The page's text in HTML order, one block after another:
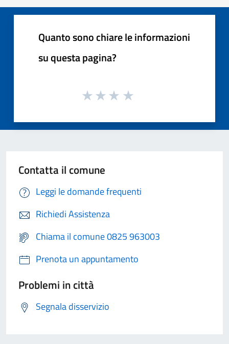
Quanto sono chiare le informazioni
su questa pagina?
Contatta il comune
Leggi le domande frequenti
Richiedi Assistenza
Chiama il comune 0825 963003
Prenota un appuntamento
Problemi in città
Segnala disservizio